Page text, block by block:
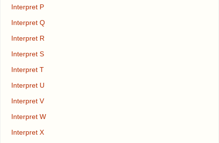
Interpret P
Interpret Q
Interpret R
Interpret S
Interpret T
Interpret U
Interpret V
Interpret W
Interpret X